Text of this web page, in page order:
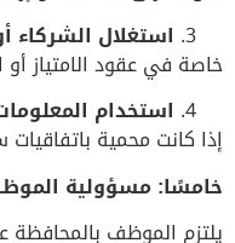
استغلال الشركاء
خاصة في عقود الامتياز أو
استخدام
إذا كانت محمية باتفاقيات
خامسًا: مسؤولية
يلتزم الموظف بالمحافظة